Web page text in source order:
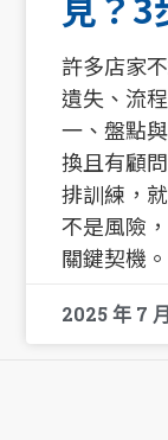
許多店家
遺失、流
一、盤點
換且有顧
排訓練，
不是風險
關鍵契機。
2025 年 7